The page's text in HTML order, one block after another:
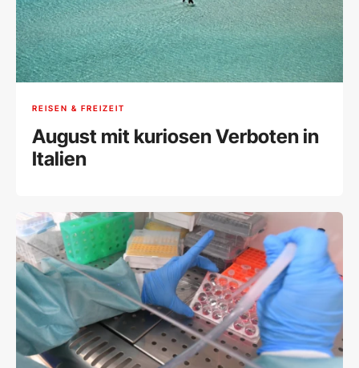
REISEN & FREIZEIT
August mit kuriosen Verboten in
Italien